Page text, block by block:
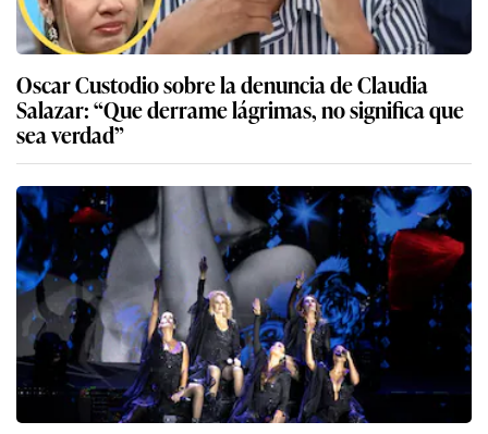
Oscar Custodio sobre la denuncia de Claudia
Salazar: “Que derrame lágrimas, no significa que
sea verdad”